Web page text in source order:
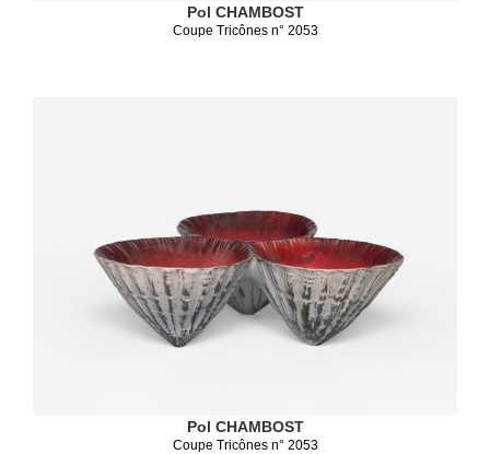
Pol CHAMBOST
Coupe Tricônes n° 2053
Pol CHAMBOST
Coupe Tricônes n° 2053